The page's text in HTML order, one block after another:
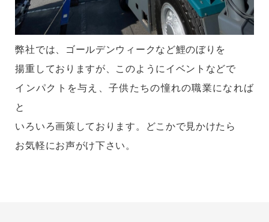
弊社では、ゴールデンウィークなど鯉のぼりを
揚重しておりますが、このようにイベントなどで
インパクトを与え、子供たちの憧れの職業になれば
と
いろいろ画策しております。どこかで見かけたら
お気軽にお声がけ下さい。